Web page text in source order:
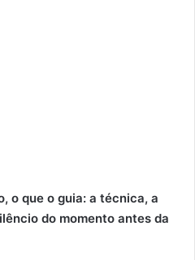
o que o guia: a técnica, a
do momento antes da